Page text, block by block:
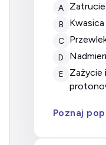
A
B
C
D
E
Zażycie inhibitora pompy
Poznaj